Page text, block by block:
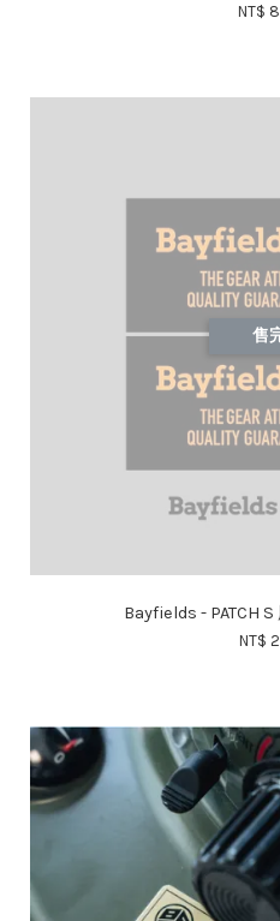
NT$
售
Bayfields - PATCH
NT$